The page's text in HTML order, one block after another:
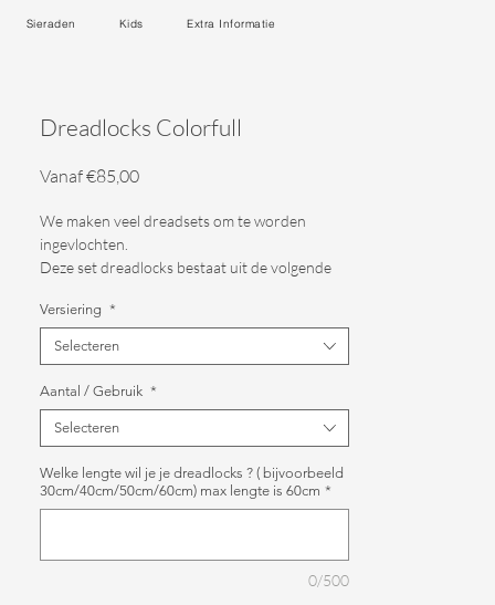
Sieraden Kids Extra Informatie
Dreadlocks Colorfull
Vanaf€85,00Verkoopprijs
We maken veel dreadsets om te worden
ingevlochten.
Deze set dreadlocks bestaat uit de volgende
Kleur : Een mix van onze eigen haarlijn kleuren
: Rusty , Petal , Blossom en Rose.
Versiering: Geef aan in de bestelling.
Gebruik : Dubbele dreadlocks om in te
vlechten.
Versiering *
Selecteren
Aantal / Gebruik *
Selecteren
Welke lengte wil je je dreadlocks ? ( bijvoorbeeld
30cm/40cm/50cm/60cm) max lengte is 60cm *
0/500